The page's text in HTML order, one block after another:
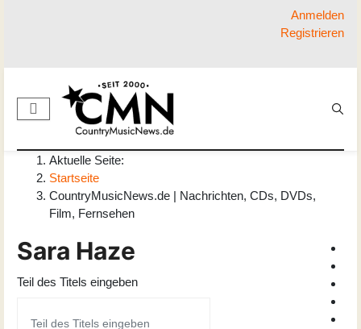
Anmelden
Registrieren
Aktuelle Seite:
Startseite
CountryMusicNews.de | Nachrichten, CDs, DVDs,
Film, Fernsehen
Sara Haze
Teil des Titels eingeben